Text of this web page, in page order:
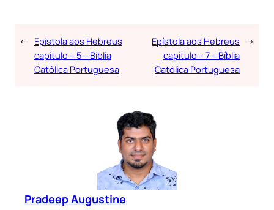
← Epístola aos Hebreus
capitulo – 5 – Bíblia
Católica Portuguesa
Epístola aos Hebreus
capitulo – 7 – Bíblia
Católica Portuguesa
→
Pradeep Augustine